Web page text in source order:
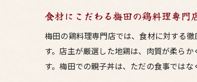
食材にこだわる梅田の鶏料理専門
梅田の鶏料理専門店では、食材に対する
す。店主が厳選した地鶏は、肉質が柔ら
す。梅田での親子丼は、ただの食事では